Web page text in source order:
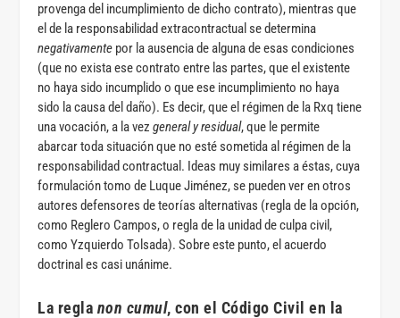
provenga del incumplimiento de dicho contrato), mientras que
el de la responsabilidad extracontractual se determina
negativamente por la ausencia de alguna de esas condiciones
(que no exista ese contrato entre las partes, que el existente
no haya sido incumplido o que ese incumplimiento no haya
sido la causa del daño). Es decir, que el régimen de la Rxq tiene
una vocación, a la vezgeneral y residual, que le permite
abarcar toda situación que no esté sometida al régimen de la
responsabilidad contractual. Ideas muy similares a éstas, cuya
formulación tomo de Luque Jiménez, se pueden ver en otros
autores defensores de teorías alternativas (regla de la opción,
como Reglero Campos, o regla de la unidad de culpa civil,
como Yzquierdo Tolsada). Sobre este punto, el acuerdo
doctrinal es casi unánime.
La regla non cumul, con el Código Civil en la